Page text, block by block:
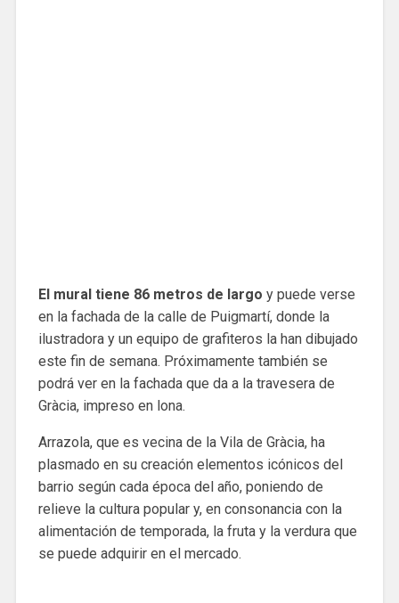
El mural tiene 86 metros de largo y puede verse
en la fachada de la calle de Puigmartí, donde la
ilustradora y un equipo de grafiteros la han dibujado
este fin de semana. Próximamente también se
podrá ver en la fachada que da a la travesera de
Gràcia, impreso en lona.
Arrazola, que es vecina de la Vila de Gràcia, ha
plasmado en su creación elementos icónicos del
barrio según cada época del año, poniendo de
relieve la cultura popular y, en consonancia con la
alimentación de temporada, la fruta y la verdura que
se puede adquirir en el mercado.